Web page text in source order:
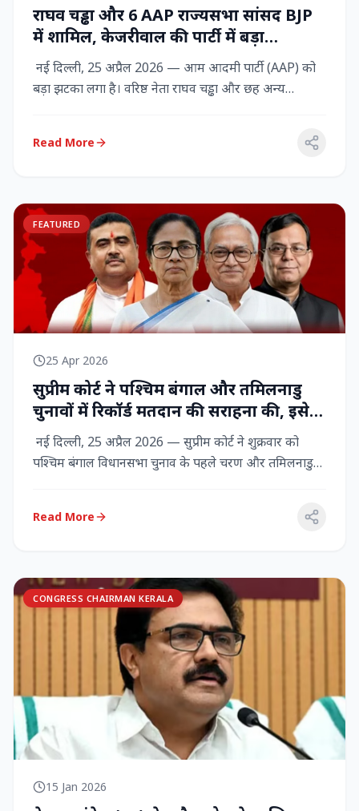
राघव चड्ढा और 6 AAP राज्‍यसभा सांसद BJP
में शामिल, केजरीवाल की पार्टी में बड़ा
राजनीतिक विद्रोह
नई दिल्ली, 25 अप्रैल 2026 — आम आदमी पार्टी (AAP) को
बड़ा झटका लगा है। वरिष्ठ नेता राघव चड्ढा और छह अन्य
Read More
FEATURED
25 Apr 2026
सुप्रीम कोर्ट ने पश्चिम बंगाल और तमिलनाडु
चुनावों में रिकॉर्ड मतदान की सराहना की, इसे
नागरिक शक्ति का प्रदर्शन बताया
नई दिल्ली, 25 अप्रैल 2026 — सुप्रीम कोर्ट ने शुक्रवार को
पश्चिम बंगाल विधानसभा चुनाव के पहले चरण और तमिलनाडु
Read More
CONGRESS CHAIRMAN KERALA
15 Jan 2026